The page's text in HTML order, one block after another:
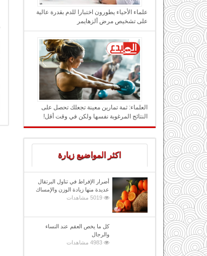
علماء الأحياء يطورون اختبارا للدم بقدرة عالية
على تشخيص مرض ألزهايمر
العلماء: ثمة تمارين معينة تجعلك تحصل على
النتائج المرغوبة نفسها ولكن في وقت أقل!
اكثر المواضيع زيارة
أضرار الإفراط في تناول البرتقال
عديدة منها زيادة الوزن والإمساك
5019 مشاهدات
كل ما يخص العقم عند النساء
والرجال
4983 مشاهدات